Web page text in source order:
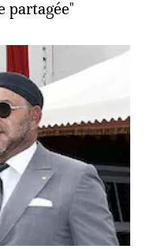
partagée"